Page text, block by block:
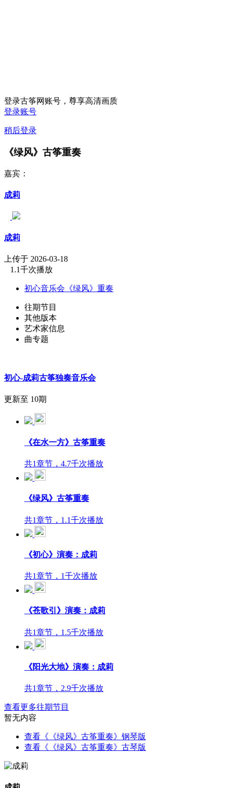
登录古筝网账号，尊享高清画质
登录账号
稍后登录
《绿风》古筝重奏
嘉宾：
成莉
成莉
上传于 2026-03-18
1.1千次播放
初心音乐会《绿风》重奏
往期节目
其他版本
艺术家信息
曲专题
初心-成莉古筝独奏音乐会
更新至 10期
《在水一方》古筝重奏
共1章节，4.7千次播放
《绿风》古筝重奏
共1章节，1.1千次播放
《初心》演奏：成莉
共1章节，1千次播放
《苍歌引》演奏：成莉
共1章节，1.5千次播放
《阳光大地》演奏：成莉
共1章节，2.9千次播放
查看更多往期节目
暂无内容
查看《《绿风》古筝重奏》钢琴版
查看《《绿风》古筝重奏》古琴版